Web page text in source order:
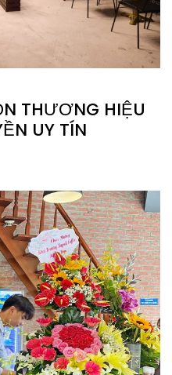
THƯƠNG HIỆU
UY TÍN